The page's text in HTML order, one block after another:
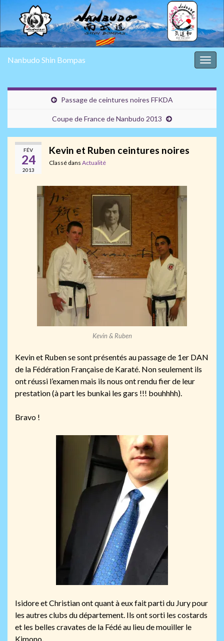
Nanbudo Shin Bompas
Passage de ceintures noires FFKDA
Coupe de France de Nanbudo 2013
FÉV
24
2013
Kevin et Ruben ceintures noires
Classé dans Actualité
Kevin & Ruben
Kevin et Ruben se sont présentés au passage de 1er DAN
de la Fédération Française de Karaté. Non seulement ils
ont réussi l’examen mais ils nous ont rendu fier de leur
prestation (à part les bunkai les gars !!! bouhhhh).
Bravo !
Isidore et Christian ont quant à eux fait parti du Jury pour
les autres clubs du département. Ils ont sorti les costards
et les belles cravates de la Fédé au lieu de mouiller le
Kimono.